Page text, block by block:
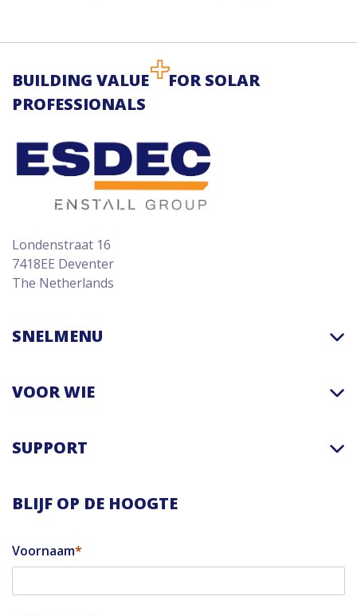
BUILDING VALUE
FOR SOLAR
PROFESSIONALS
Londenstraat 16
7418EE Deventer
The Netherlands
SNELMENU
VOOR WIE
SUPPORT
BLIJF OP DE HOOGTE
Voornaam